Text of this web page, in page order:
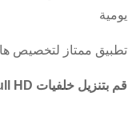
يومية
تطبيق ممتاز لتخصيص
قم بتنزيل خلفيات Full HD المجانية بجودة ممتازة